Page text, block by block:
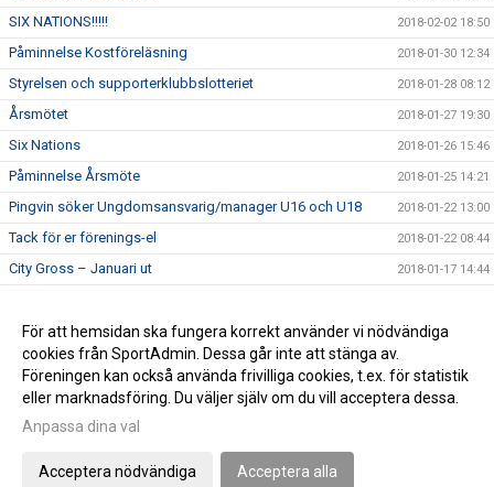
SIX NATIONS!!!!! 2018-02-02 18:50
Påminnelse Kostföreläsning 2018-01-30 12:34
Styrelsen och supporterklubbslotteriet 2018-01-28 08:12
Årsmötet 2018-01-27 19:30
Six Nations 2018-01-26 15:46
Påminnelse Årsmöte 2018-01-25 14:21
Pingvin söker Ungdomsansvarig/manager U16 och U18 2018-01-22 13:00
Tack för er förenings-el 2018-01-22 08:44
City Gross – Januari ut 2018-01-17 14:44
Pingvin söker boende 2018-01-17 14:42
Välkommen till pingvins nya sida 2018-01-07 11:10
Gå till Webbversion
För att hemsidan ska fungera korrekt använder vi nödvändiga
cookies från SportAdmin. Dessa går inte att stänga av.
Föreningen kan också använda frivilliga cookies, t.ex. för statistik
eller marknadsföring. Du väljer själv om du vill acceptera dessa.
Anpassa dina val
Acceptera nödvändiga Acceptera alla